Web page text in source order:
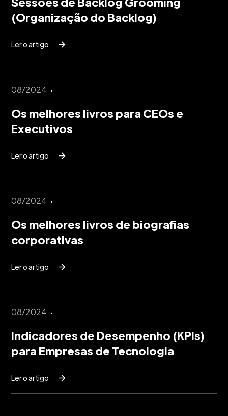
(Organização do Backlog)
Ler o artigo
08/2024
Os melhores livros para CEOs e
Executivos
Ler o artigo
08/2024
Os melhores livros de biografias
corporativas
Ler o artigo
08/2024
Indicadores de Desempenho (KPIs)
para Empresas de Tecnologia
Ler o artigo